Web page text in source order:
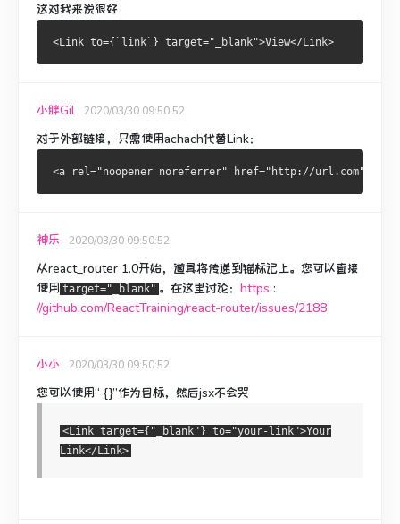
这对我来说很好
小胖Gil 2020/03/30 09:50:52
对于外部链接，只需使用achach代替Link：
神乐 2020/03/30 09:50:52
从react_router 1.0开始，道具将传递到锚标记上。 您可以直接
使用 target="_blank" 。 在这里讨论： https :
//github.com/ReactTraining/react-router/issues/2188
小小 2020/03/30 09:50:52
您可以使用“ {}”作为目标，然后jsx不会哭
<Link target={"_blank"} to="your-link">Your
Link</Link>